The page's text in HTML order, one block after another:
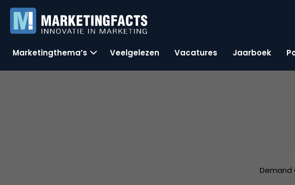
Marketingthema’s Veelgelezen Vacatures Jaarboek
Demand